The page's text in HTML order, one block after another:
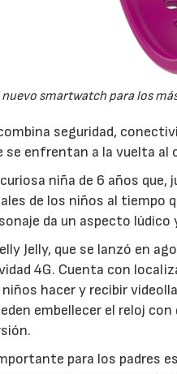
nuevo smartwatch para los
seguridad,
se enfrentan a la vuelta al
niña de 6 años
de los niños al tiempo
da un aspecto
Jelly, que se lanzó en
4G. Cuenta con
hacer y recibir
embellecer el reloj
para los padres